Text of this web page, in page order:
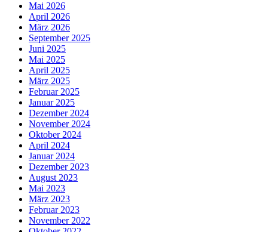
Mai 2026
April 2026
März 2026
September 2025
Juni 2025
Mai 2025
April 2025
März 2025
Februar 2025
Januar 2025
Dezember 2024
November 2024
Oktober 2024
April 2024
Januar 2024
Dezember 2023
August 2023
Mai 2023
März 2023
Februar 2023
November 2022